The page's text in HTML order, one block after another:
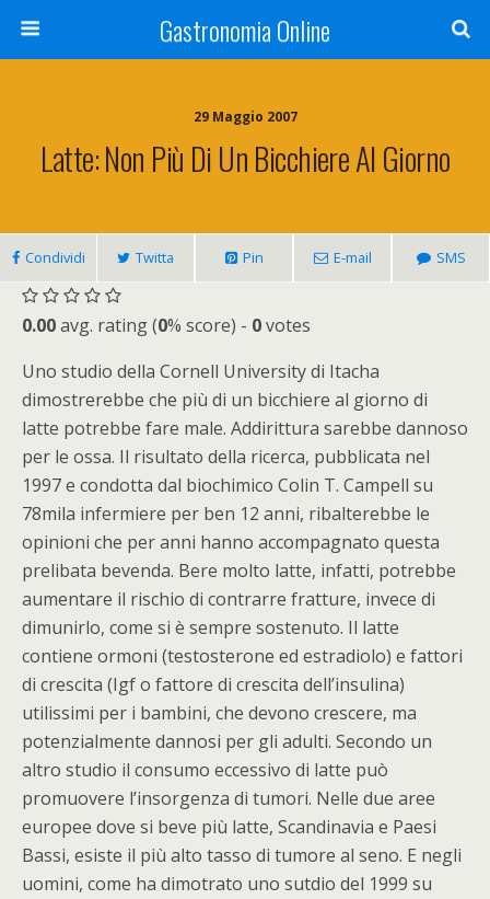
Gastronomia Online
29 Maggio 2007
Latte: Non Più Di Un Bicchiere Al Giorno
Condividi Twitta Pin E-mail SMS
0.00avg. rating (0% score) - 0votes
Uno studio della Cornell University di Itacha
dimostrerebbe che più di un bicchiere al giorno di
latte potrebbe fare male. Addirittura sarebbe dannoso
per le ossa. Il risultato della ricerca, pubblicata nel
1997 e condotta dal biochimico Colin T. Campell su
78mila infermiere per ben 12 anni, ribalterebbe le
opinioni che per anni hanno accompagnato questa
prelibata bevenda. Bere molto latte, infatti, potrebbe
aumentare il rischio di contrarre fratture, invece di
dimunirlo, come si è sempre sostenuto. Il latte
contiene ormoni (testosterone ed estradiolo) e fattori
di crescita (Igf o fattore di crescita dell’insulina)
utilissimi per i bambini, che devono crescere, ma
potenzialmente dannosi per gli adulti. Secondo un
altro studio il consumo eccessivo di latte può
promuovere l’insorgenza di tumori. Nelle due aree
europee dove si beve più latte, Scandinavia e Paesi
Bassi, esiste il più alto tasso di tumore al seno. E negli
uomini, come ha dimotrato uno sutdio del 1999 su